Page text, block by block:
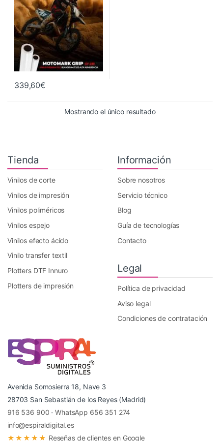
339,60€
Mostrando el único resultado
Tienda
Vinilos de corte
Vinilos de impresión
Vinilos poliméricos
Vinilos espejo
Vinilos efecto ácido
Vinilo transfer textil
Plotters DTF Innuro
Plotters de impresión
Información
Sobre nosotros
Servicio técnico
Blog
Guía de tecnologías
Contacto
Legal
Política de privacidad
Aviso legal
Condiciones de contratación
Avenida Somosierra 18, Nave 3
28703 San Sebastián de los Reyes (Madrid)
916 536 900 ·WhatsApp 656 351 274
info@espiraldigital.es
★★★★★ Reseñas de clientes en Google